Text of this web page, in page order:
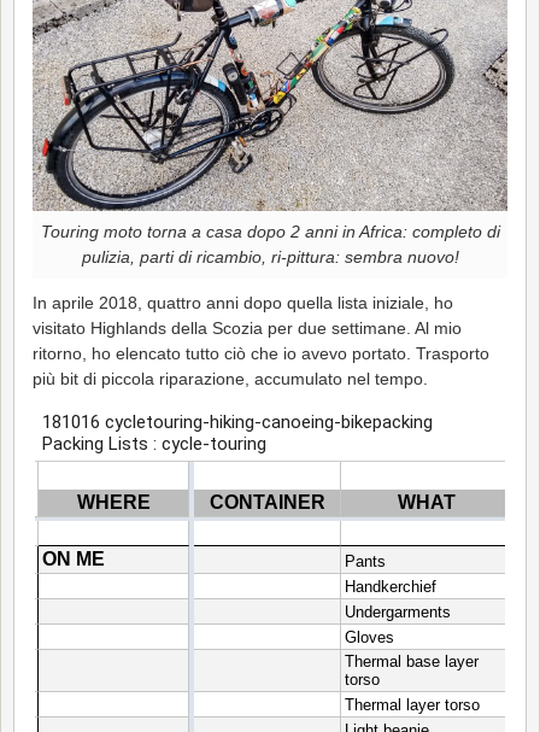
Touring moto torna a casa dopo 2 anni in Africa: completo di
pulizia, parti di ricambio, ri-pittura: sembra nuovo!
In aprile 2018, quattro anni dopo quella lista iniziale, ho
visitato Highlands della Scozia per due settimane. Al mio
ritorno, ho elencato tutto ciò che io avevo portato. Trasporto
più bit di piccola riparazione, accumulato nel tempo.